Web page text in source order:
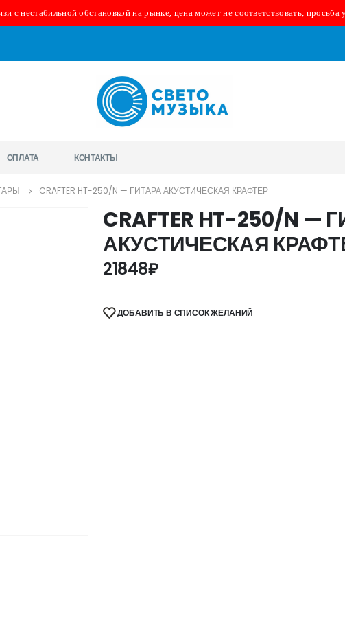
с нестабильной обстановкой на рынке, цена может не соответствовать, просьба
ОПЛАТА КОНТАКТЫ
CRAFTER HT-250/N — ГИТАРА АКУСТИЧЕСКАЯ КРАФТЕР
CRAFTER HT-250/N —
АКУСТИЧЕСКАЯ
21848₽
ДОБАВИТЬ В СПИСОК ЖЕЛАНИЙ